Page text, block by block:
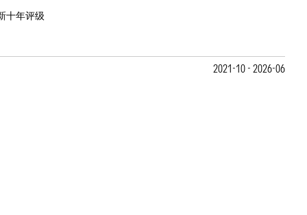
十年评级
2021-10 - 2026-06